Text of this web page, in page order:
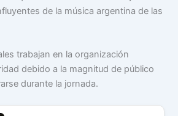
de la música argentina de las
trabajan en la organización
debido a la magnitud de público
durante la jornada.